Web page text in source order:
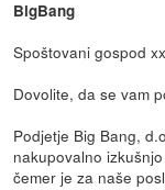
BigBang
Spoštovani gospod
Dovolite, da se vam
Podjetje Big Bang,
nakupovalno
čemer je za naše